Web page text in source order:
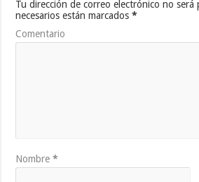
Tu dirección de correo electrónico no será
necesarios están marcados*
Comentario
Nombre*